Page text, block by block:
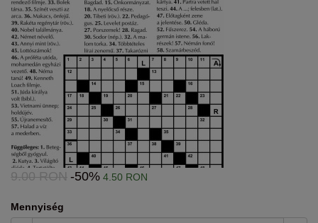
9.00 RON -50% 4.50 RON
Mennyiség